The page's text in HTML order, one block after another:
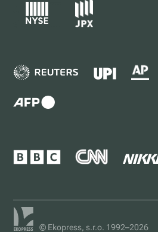
© Ekopress, s.r.o. 1992–2026